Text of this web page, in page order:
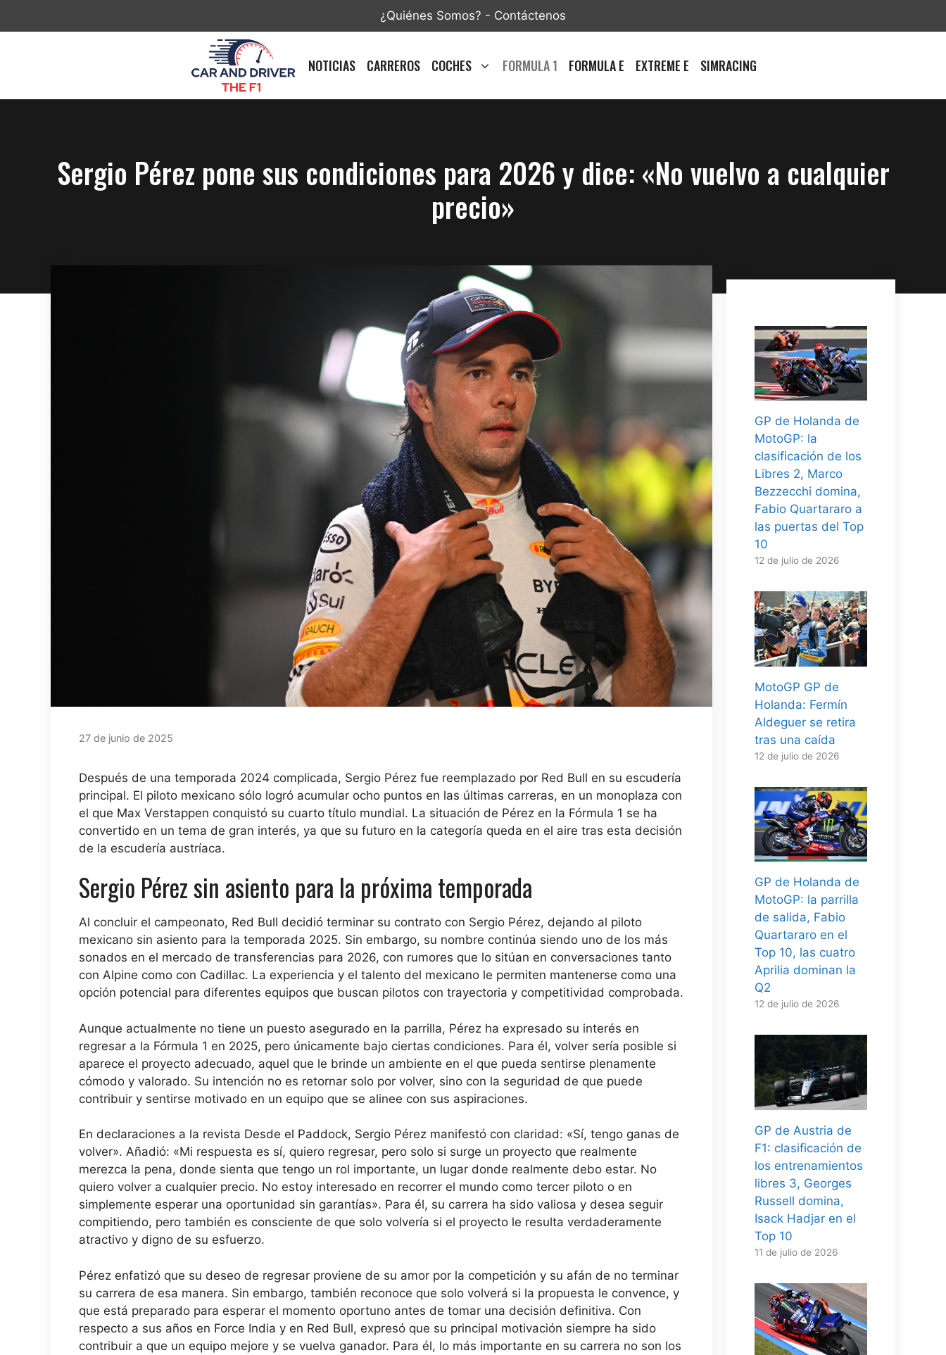
¿Quiénes Somos? - Contáctenos
NOTICIAS CARREROS COCHES FORMULA 1 FORMULA E EXTREME E SIMRACING
Sergio Pérez pone sus condiciones para 2026 y dice: «No vuelvo a cualquier
precio»
27 de junio de 2025
Después de una temporada 2024 complicada, Sergio Pérez fue reemplazado por Red Bull en su escudería
principal. El piloto mexicano sólo logró acumular ocho puntos en las últimas carreras, en un monoplaza con
el que Max Verstappen conquistó su cuarto título mundial. La situación de Pérez en la Fórmula 1 se ha
convertido en un tema de gran interés, ya que su futuro en la categoría queda en el aire tras esta decisión
de la escudería austríaca.
Sergio Pérez sin asiento para la próxima temporada
Al concluir el campeonato, Red Bull decidió terminar su contrato con Sergio Pérez, dejando al piloto
mexicano sin asiento para la temporada 2025. Sin embargo, su nombre continúa siendo uno de los más
sonados en el mercado de transferencias para 2026, con rumores que lo sitúan en conversaciones tanto
con Alpine como con Cadillac. La experiencia y el talento del mexicano le permiten mantenerse como una
opción potencial para diferentes equipos que buscan pilotos con trayectoria y competitividad comprobada.
Aunque actualmente no tiene un puesto asegurado en la parrilla, Pérez ha expresado su interés en
regresar a la Fórmula 1 en 2025, pero únicamente bajo ciertas condiciones. Para él, volver sería posible si
aparece el proyecto adecuado, aquel que le brinde un ambiente en el que pueda sentirse plenamente
cómodo y valorado. Su intención no es retornar solo por volver, sino con la seguridad de que puede
contribuir y sentirse motivado en un equipo que se alinee con sus aspiraciones.
En declaraciones a la revista Desde el Paddock, Sergio Pérez manifestó con claridad: «Sí, tengo ganas de
volver». Añadió: «Mi respuesta es sí, quiero regresar, pero solo si surge un proyecto que realmente
merezca la pena, donde sienta que tengo un rol importante, un lugar donde realmente debo estar. No
quiero volver a cualquier precio. No estoy interesado en recorrer el mundo como tercer piloto o en
simplemente esperar una oportunidad sin garantías». Para él, su carrera ha sido valiosa y desea seguir
compitiendo, pero también es consciente de que solo volvería si el proyecto le resulta verdaderamente
atractivo y digno de su esfuerzo.
Pérez enfatizó que su deseo de regresar proviene de su amor por la competición y su afán de no terminar
su carrera de esa manera. Sin embargo, también reconoce que solo volverá si la propuesta le convence, y
que está preparado para esperar el momento oportuno antes de tomar una decisión definitiva. Con
respecto a sus años en Force India y en Red Bull, expresó que su principal motivación siempre ha sido
contribuir a que un equipo mejore y se vuelva ganador. Para él, lo más importante en su carrera no son los
GP de Holanda de
MotoGP: la
clasificación de los
Libres 2, Marco
Bezzecchi domina,
Fabio Quartararo a
las puertas del Top
10
12 de julio de 2026
MotoGP GP de
Holanda: Fermín
Aldeguer se retira
tras una caída
12 de julio de 2026
GP de Holanda de
MotoGP: la parrilla
de salida, Fabio
Quartararo en el
Top 10, las cuatro
Aprilia dominan la
Q2
12 de julio de 2026
GP de Austria de
F1: clasificación de
los entrenamientos
libres 3, Georges
Russell domina,
Isack Hadjar en el
Top 10
11 de julio de 2026